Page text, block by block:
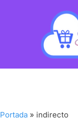
Portada » indirecto